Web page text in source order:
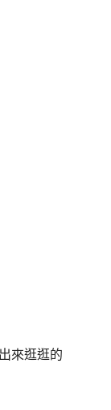
來逛逛的